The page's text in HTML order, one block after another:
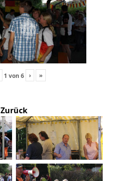
1 von 6 › »
Zurück